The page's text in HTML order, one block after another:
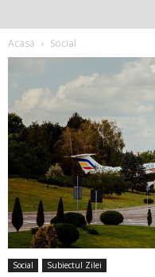
Acasă Social
Social Subiectul Zilei